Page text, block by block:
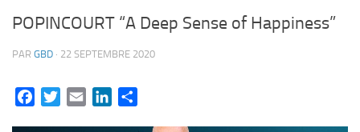
POPINCOURT “A Deep Sense of Happiness”
PAR GBD · 22 SEPTEMBRE 2020
FacebookTwitterEmail LinkedIn